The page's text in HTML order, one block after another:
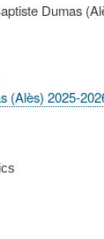
Dumas
(Alès) 2025-